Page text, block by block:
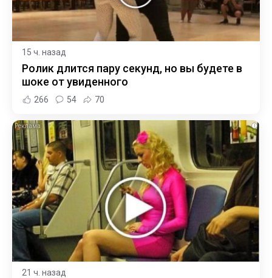
15 ч. назад
Ролик длится пару секунд, но вы будете в
шоке от увиденного
266 54 70
i
21 ч. назад